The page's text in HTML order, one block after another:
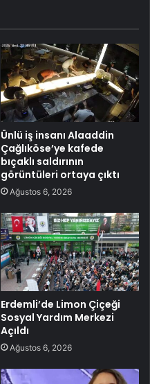
Ünlü iş insanı Alaaddin
Çağlıköse’ye kafede
bıçaklı saldırının
görüntüleri ortaya çıktı
Ağustos 6, 2026
Erdemli’de Limon Çiçeği
Sosyal Yardım Merkezi
Açıldı
Ağustos 6, 2026